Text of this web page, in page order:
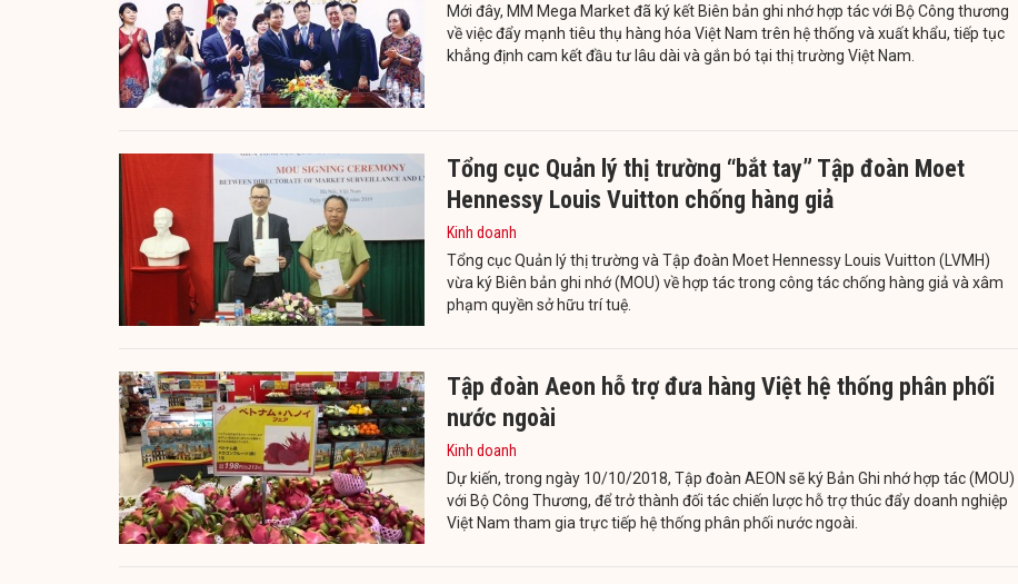
Mới đây, MM Mega Market đã ký kết Biên bản ghi nhớ hợp tác với Bộ Công thương
về việc đẩy mạnh tiêu thụ hàng hóa Việt Nam trên hệ thống và xuất khẩu, tiếp tục
khẳng định cam kết đầu tư lâu dài và gắn bó tại thị trường Việt Nam.
Tổng cục Quản lý thị trường “bắt tay” Tập đoàn Moet
Hennessy Louis Vuitton chống hàng giả
Kinh doanh
Tổng cục Quản lý thị trường và Tập đoàn Moet Hennessy Louis Vuitton (LVMH)
vừa ký Biên bản ghi nhớ (MOU) về hợp tác trong công tác chống hàng giả và xâm
phạm quyền sở hữu trí tuệ.
Tập đoàn Aeon hỗ trợ đưa hàng Việt hệ thống phân phối
nước ngoài
Kinh doanh
Dự kiến, trong ngày 10/10/2018, Tập đoàn AEON sẽ ký Bản Ghi nhớ hợp tác (MOU)
với Bộ Công Thương, để trở thành đối tác chiến lược hỗ trợ thúc đẩy doanh nghiệp
Việt Nam tham gia trực tiếp hệ thống phân phối nước ngoài.